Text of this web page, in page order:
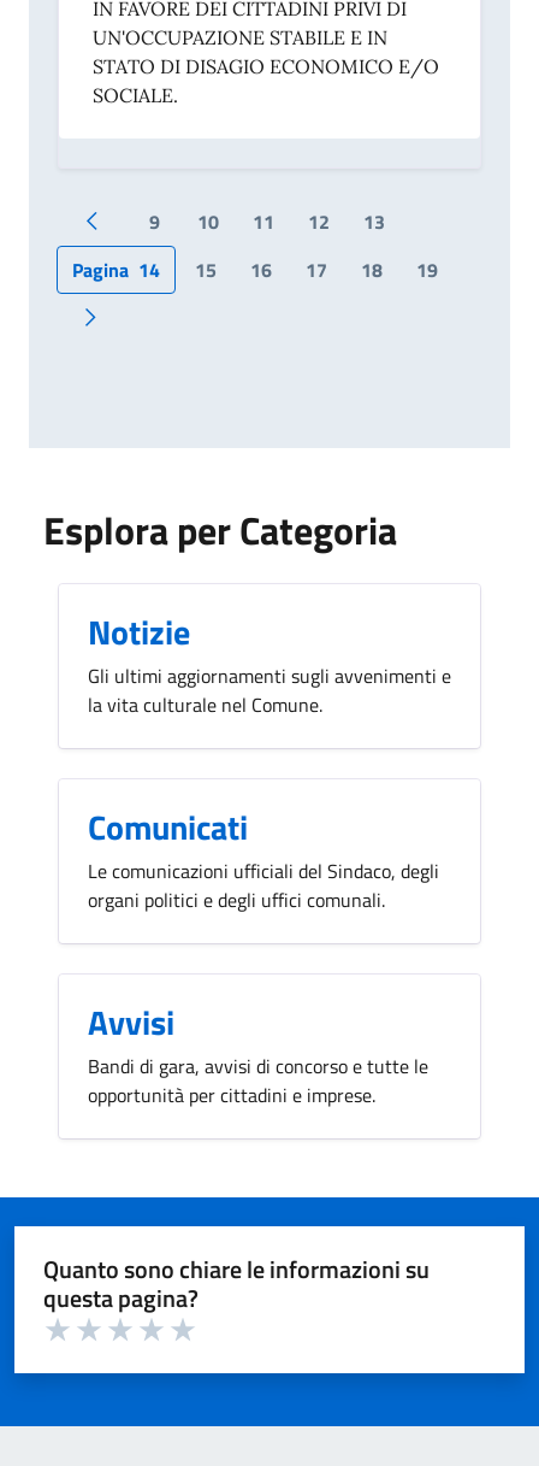
IN FAVORE DEI CITTADINI PRIVI DI
UN'OCCUPAZIONE STABILE E IN
STATO DI DISAGIO ECONOMICO E/O
SOCIALE.
Pagina precedente
9 10 11 12
13
Pagina 14 15 16 17 18 19
Pagina successiva
Esplora per Categoria
Notizie
Gli ultimi aggiornamenti sugli avvenimenti e
la vita culturale nel Comune.
Comunicati
Le comunicazioni ufficiali del Sindaco, degli
organi politici e degli uffici comunali.
Avvisi
Bandi di gara, avvisi di concorso e tutte le
opportunità per cittadini e imprese.
Quanto sono chiare le informazioni su
questa pagina?